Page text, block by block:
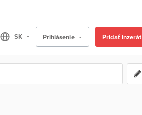
Prihlásenie Pridať inzerát